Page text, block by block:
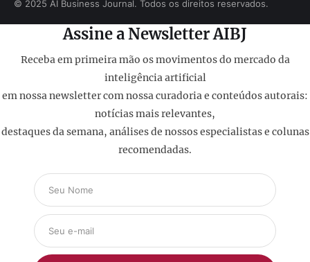
© 2025 AI Business Journal. Todos os direitos reservados.
Assine a Newsletter AIBJ
Receba em primeira mão os movimentos do mercado da
inteligência artificial
em nossa newsletter com nossa curadoria e conteúdos autorais:
notícias mais relevantes,
destaques da semana, análises de nossos especialistas e colunas
recomendadas.